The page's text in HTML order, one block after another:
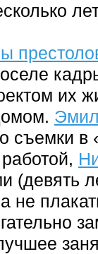
их
съемки в
(девять
не